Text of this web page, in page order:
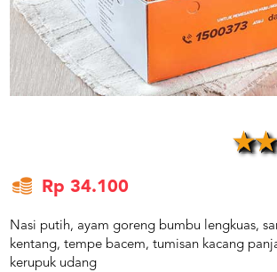
CALL
CENTER
5091
Rp 34.100
Nasi putih, ayam goreng bumbu lengkuas,
kentang, tempe bacem, tumisan kacang
kerupuk udang